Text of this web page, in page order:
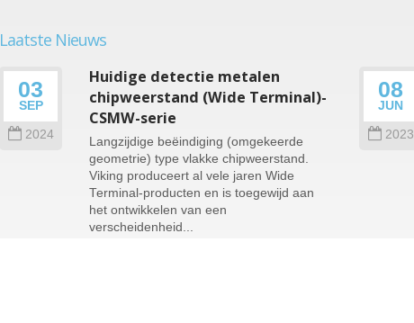
Laatste Nieuws
03
SEP
2024
Huidige detectie metalen
chipweerstand (Wide Terminal)-
CSMW-serie
Langzijdige beëindiging (omgekeerde
geometrie) type vlakke chipweerstand.
Viking produceert al vele jaren Wide
Terminal-producten en is toegewijd aan
het ontwikkelen van een
verscheidenheid...
08
JUN
2023